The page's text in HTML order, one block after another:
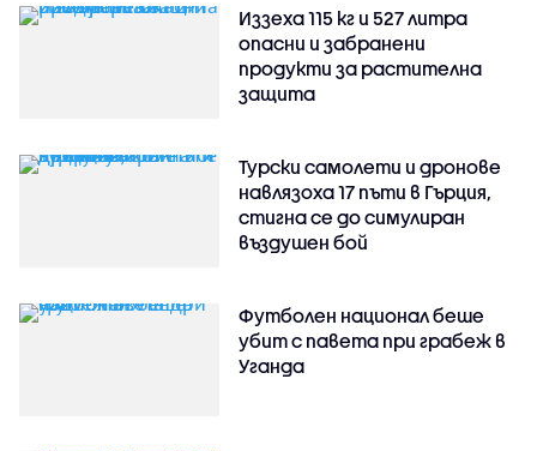
Иззеха 115 кг и 527 литра
опасни и забранени
продукти за растителна
защита
Турски самолети и дронове
навлязоха 17 пъти в Гърция,
стигна се до симулиран
въздушен бой
Футболен национал беше
убит с павета при грабеж в
Уганда